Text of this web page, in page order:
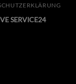
SERVICE24